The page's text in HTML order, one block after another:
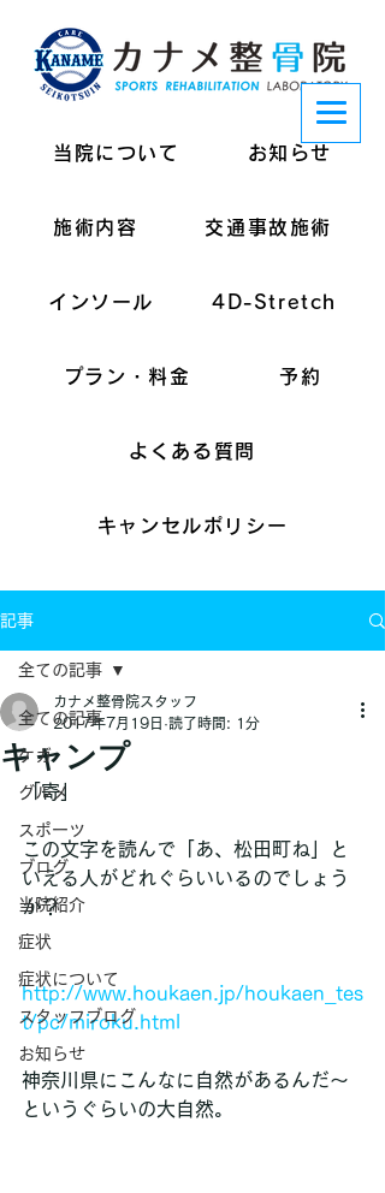
当院について お知らせ
施術内容 交通事故施術
インソール 4D-Stretch
プラン・料金 予約
よくある質問
キャンセルポリシー
記事
全ての記事
ケガ
グルメ
スポーツ
ブログ
当院紹介
症状
症状について
スタッフブログ
お知らせ
全ての記事
キャンプ
カナメ整骨院スタッフ
2017年7月19日 読了時間: 1分
「寄」
この文字を読んで「あ、松田町ね」と
いえる人がどれぐらいいるのでしょう
か？
http://www.houkaen.jp/houkaen_tes
t/pc/miroku.html
神奈川県にこんなに自然があるんだ～
というぐらいの大自然。